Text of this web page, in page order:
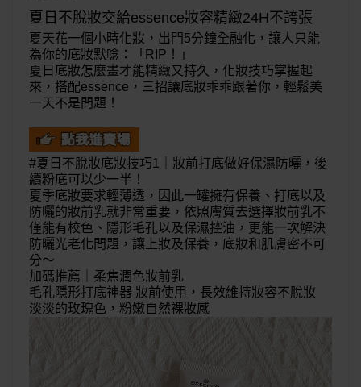
夏日不脫妝交給essence妝容精緻24H不誇張
夏天花一個小時化妝，出門5分鐘全融化，讓人只能
為你的底妝默唸：「RIP！」
夏日底妝怎麼畫才能精緻又持久，化妝技巧掌握起
來，搭配essence ，三招讓底妝乖乖跟著你，輕鬆美
一天不是問題！
#夏日不脫妝底妝技巧1｜妝前打底做好保濕防曬，後
續粉底可以少一半！
夏季底妝要求輕薄透，因此一罐擁有保養、打底以及
防曬的妝前乳就非常重要，依照膚質去選擇妝前乳不
僅能有校色、隱形毛孔以及保濕控油，更能一次解決
防曬光老化問題，讓上妝及保養，底妝和肌膚密不可
分～
加碼推薦｜ 柔焦潤色妝前乳
毛孔隱形打底神器 妝前使用，長效維持妝容不脫妝
淡淡的玫瑰色，粉嫩自然裸妝感